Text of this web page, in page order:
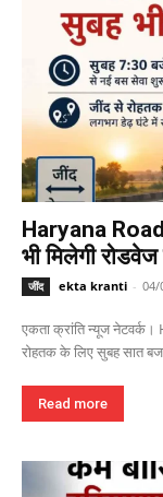
Haryana
भी मिलेगी
जींद ekta kranti - 04/
एकता क्रांति न्यूज नेटवर्क।
रोहतक के लिए सुबह सात
Read more